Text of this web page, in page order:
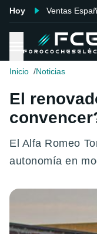
Hoy Ventas
Inicio Noticias
El
El Alfa Romeo
autonomía en